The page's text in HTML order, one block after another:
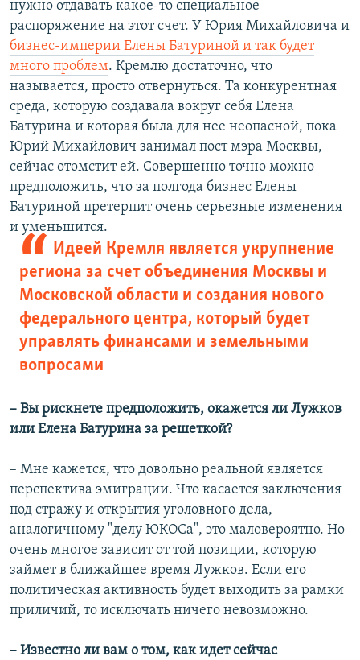
нужно отдавать какое-то специальное
распоряжение на этот счет. У Юрия Михайловича и
бизнес-империи Елены Батуриной и так будет
много проблем. Кремлю достаточно, что
называется, просто отвернуться. Та конкурентная
среда, которую создавала вокруг себя Елена
Батурина и которая была для нее неопасной, пока
Юрий Михайлович занимал пост мэра Москвы,
сейчас отомстит ей. Совершенно точно можно
предположить, что за полгода бизнес Елены
Батуриной претерпит очень серьезные изменения
и уменьшится.
Идеей Кремля является укрупнение
региона за счет объединения Москвы и
Московской области и создания нового
федерального центра, который будет
управлять финансами и земельными
вопросами
– Вы рискнете предположить, окажется ли Лужков
или Елена Батурина за решеткой?
– Мне кажется, что довольно реальной является
перспектива эмиграции. Что касается заключения
под стражу и открытия уголовного дела,
аналогичному "делу ЮКОСа", это маловероятно. Но
очень многое зависит от той позиции, которую
займет в ближайшее время Лужков. Если его
политическая активность будет выходить за рамки
приличий, то исключать ничего невозможно.
– Известно ли вам о том, как идет сейчас